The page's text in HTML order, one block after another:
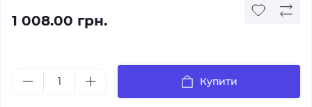
1 008.00 грн.
Купити